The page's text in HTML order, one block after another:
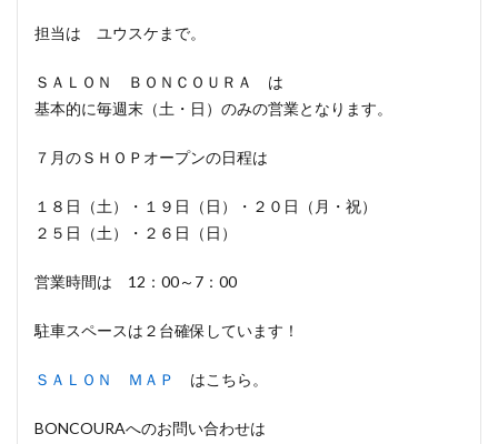
担当は ユウスケまで。
ＳＡＬＯＮ ＢＯＮＣＯＵＲＡ は
基本的に毎週末（土・日）のみの営業となります。
７月のＳＨＯＰオープンの日程は
１８日（土）・１９日（日）・２０日（月・祝）
２５日（土）・２６日（日）
営業時間は 12：00～7：00
駐車スペースは２台確保しています！
ＳＡＬＯＮ ＭＡＰ はこちら。
BONCOURAへのお問い合わせは